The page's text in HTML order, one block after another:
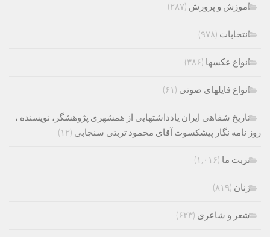
اموزش و پرورش (۲۸۷)
انتخابات (۹۷۸)
انواع عکسها (۳۸۶)
انواع فایلهای صوتی (۶۱)
تاریخ شفاهی ایران یادداشتهایی از همشهری پژوهشگر، نویسنده ،
روز نامه نگار پیشکسوت آقای محمود تربتی سنجابی (۱۲)
تربت ما (۱,۰۱۶)
زنان (۸۱۹)
شعر و شاعری (۶۲۳)